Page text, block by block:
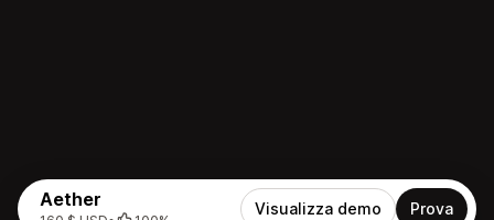
Aether Visualizza demo Prova